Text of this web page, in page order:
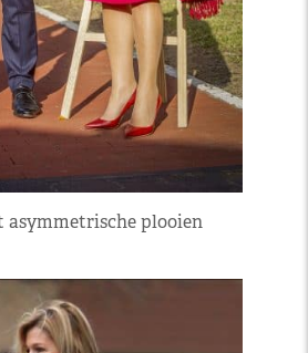
asymmetrische plooien